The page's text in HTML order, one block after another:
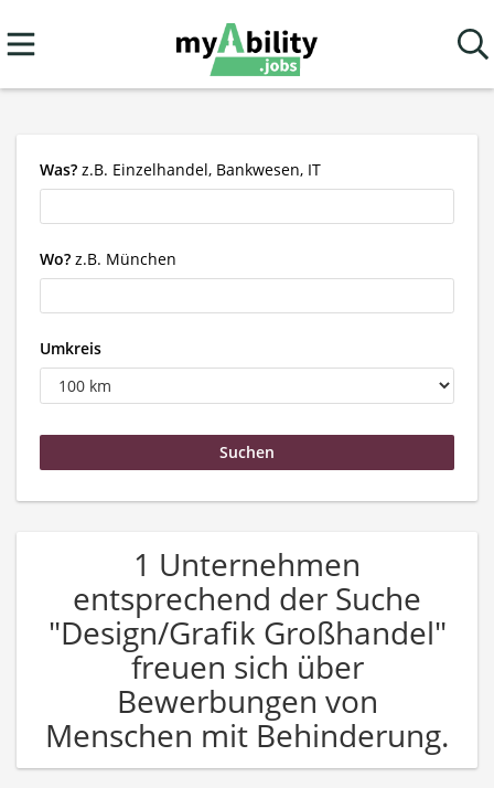
Was? z.B. Einzelhandel, Bankwesen, IT
Wo? z.B. München
Umkreis
1 Unternehmen
entsprechend der Suche
"Design/Grafik Großhandel"
freuen sich über
Bewerbungen von
Menschen mit Behinderung.